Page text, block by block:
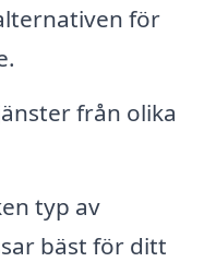
för
från olika
typ av
bäst för ditt